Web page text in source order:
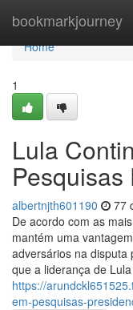
bookmarkjourney
Home
Home
1
Lula
albertnjth601190 77
De acordo com as
mantém uma
adversários na disputa
que a liderança de
https://
em-pesquisas-